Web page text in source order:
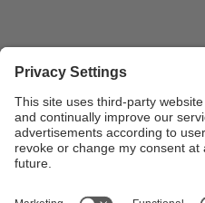
Pla americà de l'encaixada
i Lluís Cuatrecasas durant